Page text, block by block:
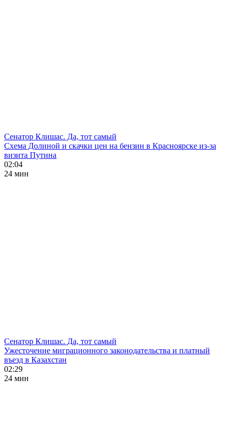
Сенатор Клишас. Да, тот самый
Схема Долиной и скачки цен на бензин в Красноярске из-за
визита Путина
02:04
24 мин
Сенатор Клишас. Да, тот самый
Ужесточение миграционного законодательства и платный
въезд в Казахстан
02:29
24 мин